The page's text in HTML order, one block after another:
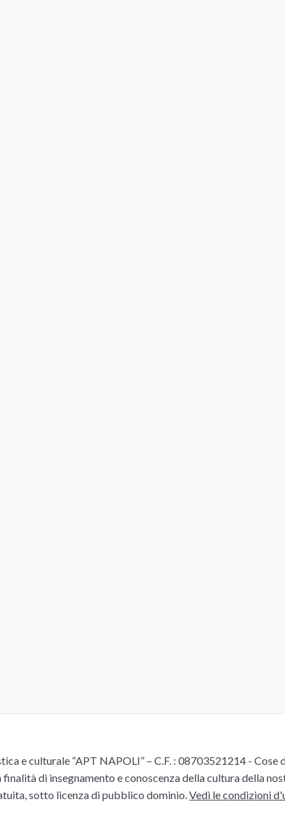
e culturale “APT NAPOLI” – C.F. : 08703521214 - Cose
di insegnamento e conoscenza della cultura della
sotto licenza di pubblico dominio. Vedi le condizioni